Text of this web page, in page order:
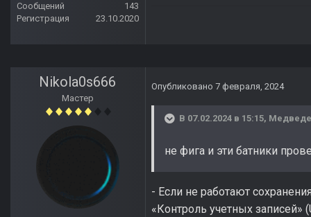
Сообщений
143
Регистрация
23.10.2020
Nikola0s666
Мастер
Опубликовано 7 февраля, 2024
В 07.02.2024 в 15:15,
не фига и эти батники
- Если не работают
«Контроль учетных записей»